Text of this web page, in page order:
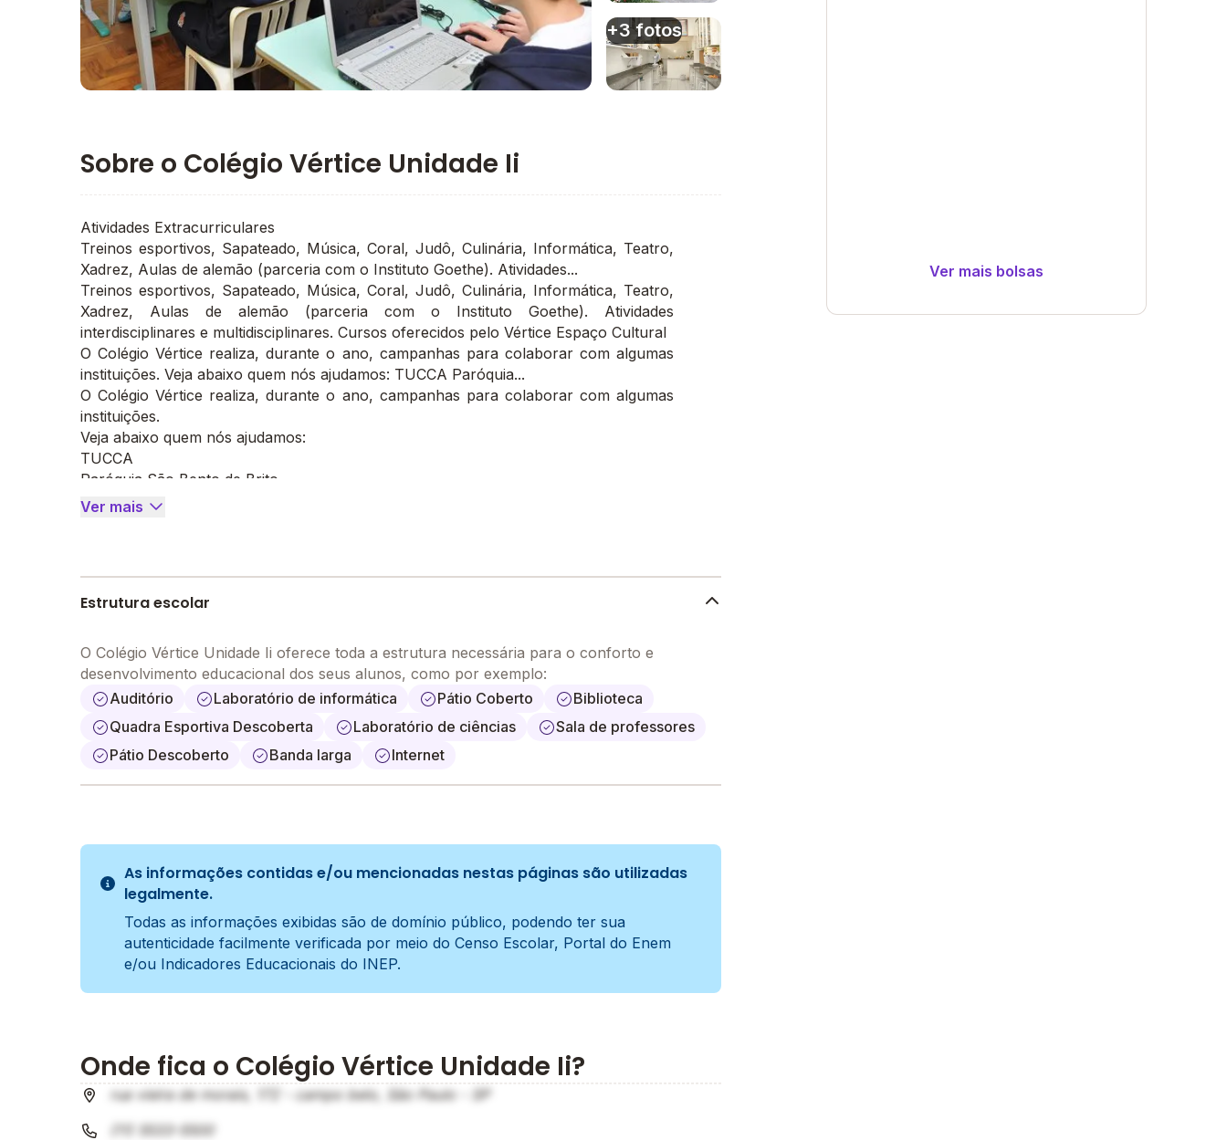
Ver mais bolsas
Imagem 3
+3 fotos
Sobre o Colégio Vértice Unidade Ii
Atividades Extracurriculares
Treinos esportivos, Sapateado, Música, Coral, Judô, Culinária, Informática, Teatro,
Xadrez, Aulas de alemão (parceria com o Instituto Goethe). Atividades...
Treinos esportivos, Sapateado, Música, Coral, Judô, Culinária, Informática, Teatro,
Xadrez, Aulas de alemão (parceria com o Instituto Goethe). Atividades
interdisciplinares e multidisciplinares. Cursos oferecidos pelo Vértice Espaço Cultural
O Colégio Vértice realiza, durante o ano, campanhas para colaborar com algumas
instituições. Veja abaixo quem nós ajudamos: TUCCA Paróquia...
O Colégio Vértice realiza, durante o ano, campanhas para colaborar com algumas
instituições.
Veja abaixo quem nós ajudamos:
TUCCA
Paróquia São Bento de Brito
Lar Infantil Allan Kardec
Ver mais
Estrutura escolar
O Colégio Vértice Unidade Ii oferece toda a estrutura necessária para o conforto e
desenvolvimento educacional dos seus alunos, como por exemplo:
Auditório
Laboratório de informática Pátio Coberto
Biblioteca
Quadra Esportiva Descoberta
Laboratório de ciências
Sala de professores
Pátio Descoberto
Banda larga Internet
As informações contidas e/ou mencionadas nestas páginas são utilizadas
legalmente.
Todas as informações exibidas são de domínio público, podendo ter sua
autenticidade facilmente verificada por meio do Censo Escolar, Portal do Enem
e/ou Indicadores Educacionais do INEP.
Onde fica o Colégio Vértice Unidade Ii?
rua vieira de morais, 172 - campo belo, São Paulo - SP
(11) 5533-5500